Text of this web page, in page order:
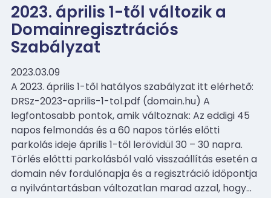
2023. április 1-től változik a
Domainregisztrációs
Szabályzat
2023.03.09
A 2023. április 1-től hatályos szabályzat itt elérhető:
DRSz-2023-aprilis-1-tol.pdf (domain.hu) A
legfontosabb pontok, amik változnak: Az eddigi 45
napos felmondás és a 60 napos törlés előtti
parkolás ideje április 1-től lerövidül 30 – 30 napra.
Törlés előttti parkolásból való visszaállítás esetén a
domain név fordulónapja és a regisztráció időpontja
a nyilvántartásban változatlan marad azzal, hogy…